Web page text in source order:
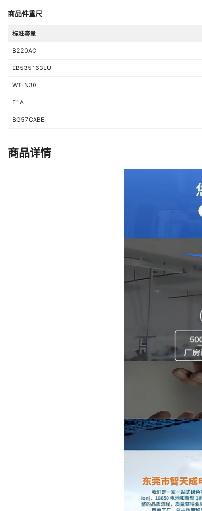
商品件重尺
标准容量
B220AC
EB535163LU
WT-N30
F1A
BG57CABE
商品详情